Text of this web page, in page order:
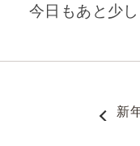
今日もあと少
新